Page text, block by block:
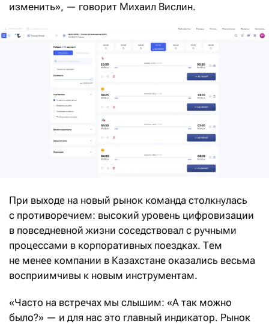
изменить», — говорит Михаил Вислин.
При выходе на новый рынок команда столкнулась
с противоречием: высокий уровень цифровизации
в повседневной жизни соседствовал с ручными
процессами в корпоративных поездках. Тем
не менее компании в Казахстане оказались весьма
восприимчивы к новым инструментам.
«Часто на встречах мы слышим: «А так можно
было?» — и для нас это главный индикатор. Рынок